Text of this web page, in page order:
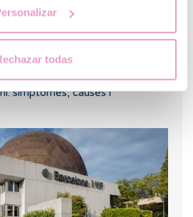
todas
símptomes, causes i